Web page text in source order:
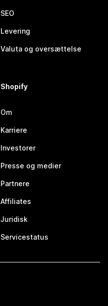
SEO
Levering
Valuta og oversættelse
Shopify
Om
Karriere
Investorer
Presse og medier
Partnere
Affiliates
Juridisk
Servicestatus